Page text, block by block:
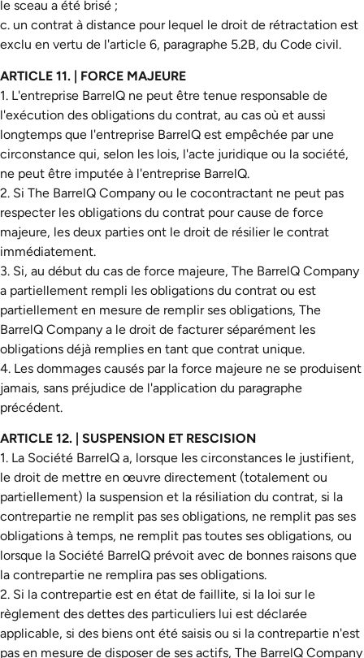
le sceau a été brisé ;
c. un contrat à distance pour lequel le droit de rétractation est
exclu en vertu de l'article 6, paragraphe 5.2B, du Code civil.
ARTICLE 11. | FORCE MAJEURE
1. L'entreprise BarrelQ ne peut être tenue responsable de
l'exécution des obligations du contrat, au cas où et aussi
longtemps que l'entreprise BarrelQ est empêchée par une
circonstance qui, selon les lois, l'acte juridique ou la société,
ne peut être imputée à l'entreprise BarrelQ.
2. Si The BarrelQ Company ou le cocontractant ne peut pas
respecter les obligations du contrat pour cause de force
majeure, les deux parties ont le droit de résilier le contrat
immédiatement.
3. Si, au début du cas de force majeure, The BarrelQ Company
a partiellement rempli les obligations du contrat ou est
partiellement en mesure de remplir ses obligations, The
BarrelQ Company a le droit de facturer séparément les
obligations déjà remplies en tant que contrat unique.
4. Les dommages causés par la force majeure ne se produisent
jamais, sans préjudice de l'application du paragraphe
précédent.
ARTICLE 12. | SUSPENSION ET RESCISION
1. La Société BarrelQ a, lorsque les circonstances le justifient,
le droit de mettre en œuvre directement (totalement ou
partiellement) la suspension et la résiliation du contrat, si la
contrepartie ne remplit pas ses obligations, ne remplit pas ses
obligations à temps, ne remplit pas toutes ses obligations, ou
lorsque la Société BarrelQ prévoit avec de bonnes raisons que
la contrepartie ne remplira pas ses obligations.
2. Si la contrepartie est en état de faillite, si la loi sur le
règlement des dettes des particuliers lui est déclarée
applicable, si des biens ont été saisis ou si la contrepartie n'est
pas en mesure de disposer de ses actifs, The BarrelQ Company